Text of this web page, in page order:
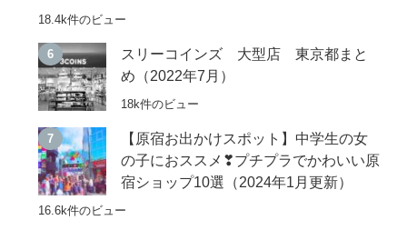
18.4k件のビュー
スリーコインズ 大型店 東京都まと
め（2022年7月）
18k件のビュー
【原宿お出かけスポット】中学生の女
の子におススメ❣プチプラでかわいい原
宿ショップ10選（2024年1月更新）
16.6k件のビュー